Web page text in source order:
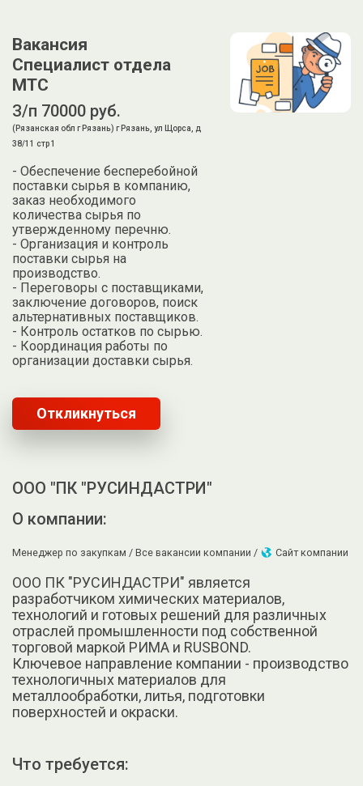
Вакансия
Специалист отдела
МТС
З/п 70000 руб.
(Рязанская обл г Рязань) г Рязань, ул Щорса, д
38/11 стр 1
- Обеспечение бесперебойной
поставки сырья в компанию,
заказ необходимого
количества сырья по
утвержденному перечню.
- Организация и контроль
поставки сырья на
производство.
- Переговоры с поставщиками,
заключение договоров, поиск
альтернативных поставщиков.
- Контроль остатков по сырью.
- Координация работы по
организации доставки сырья.
Откликнуться
ООО "ПК "РУСИНДАСТРИ"
О компании:
Менеджер по закупкам / Все вакансии компании / Сайт компании
ООО ПК "РУСИНДАСТРИ" является
разработчиком химических материалов,
технологий и готовых решений для различных
отраслей промышленности под собственной
торговой маркой РИМА и RUSBOND.
Ключевое направление компании - производство
технологичных материалов для
металлообработки, литья, подготовки
поверхностей и окраски.
Что требуется: